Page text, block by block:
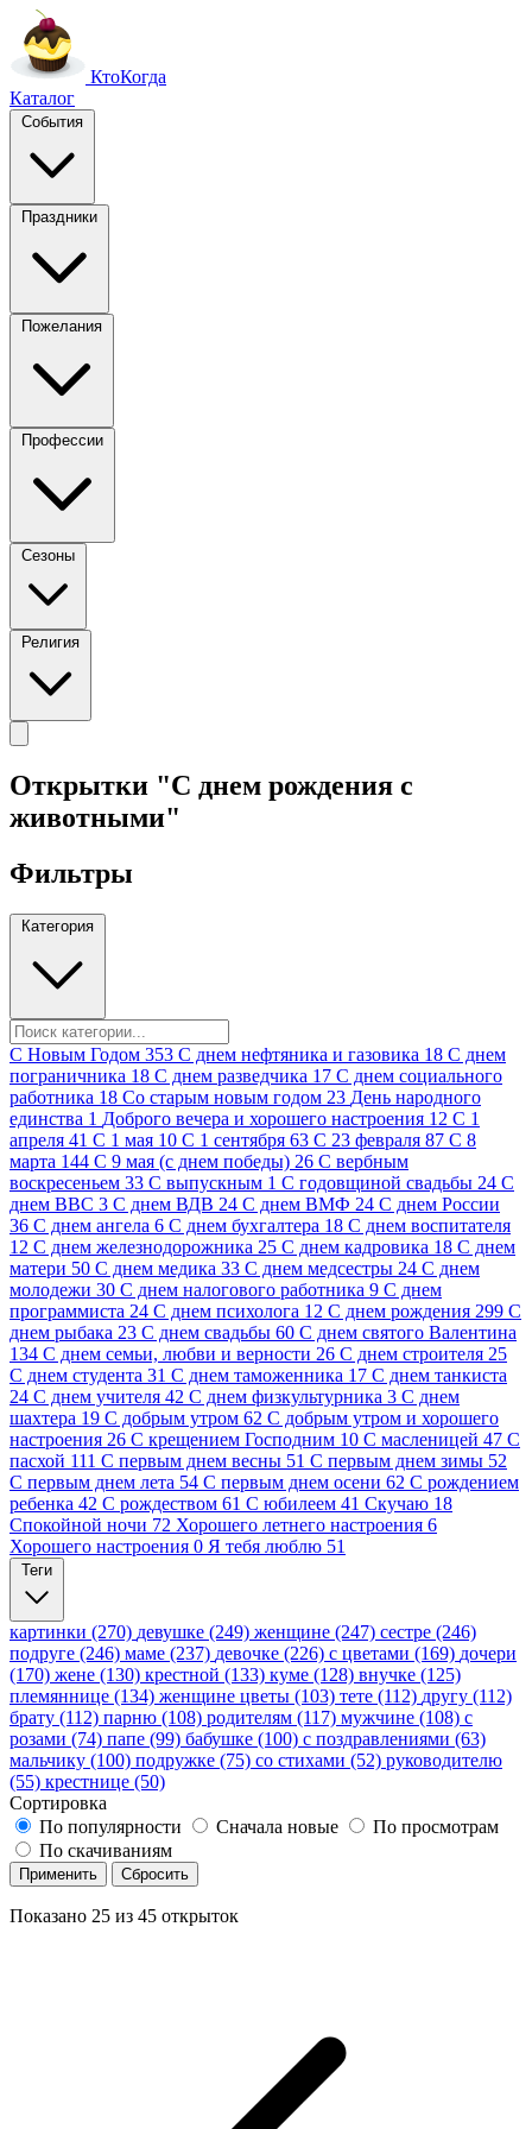
КтоКогда
Каталог
События
Праздники
Пожелания
Профессии
Сезоны
Религия
Открытки "С днем рождения с
животными"
Фильтры
Категория
C Новым Годом 353 C днем нефтяника и газовика 18 C днем
пограничника 18 C днем разведчика 17 C днем социального
работника 18 Cо старым новым годом 23 День народного
единства 1 Доброго вечера и хорошего настроения 12 С 1
апреля 41 С 1 мая 10 С 1 сентября 63 С 23 февраля 87 С 8
марта 144 С 9 мая (с днем победы) 26 С вербным
воскресеньем 33 С выпускным 1 С годовщиной свадьбы 24 С
днем ВВС 3 С днем ВДВ 24 С днем ВМФ 24 С днем России
36 С днем ангела 6 С днем бухгалтера 18 С днем воспитателя
12 С днем железнодорожника 25 С днем кадровика 18 С днем
матери 50 С днем медика 33 С днем медсестры 24 С днем
молодежи 30 С днем налогового работника 9 С днем
программиста 24 С днем психолога 12 С днем рождения 299 С
днем рыбака 23 С днем свадьбы 60 С днем святого Валентина
134 С днем семьи, любви и верности 26 С днем строителя 25
С днем студента 31 С днем таможенника 17 С днем танкиста
24 С днем учителя 42 С днем физкультурника 3 С днем
шахтера 19 С добрым утром 62 С добрым утром и хорошего
настроения 26 С крещением Господним 10 С масленицей 47 С
пасхой 111 С первым днем весны 51 С первым днем зимы 52
С первым днем лета 54 С первым днем осени 62 С рождением
ребенка 42 С рождеством 61 С юбилеем 41 Скучаю 18
Спокойной ночи 72 Хорошего летнего настроения 6
Хорошего настроения 0 Я тебя люблю 51
Теги
картинки (270) девушке (249) женщине (247) сестре (246)
подруге (246) маме (237) девочке (226) с цветами (169) дочери
(170) жене (130) крестной (133) куме (128) внучке (125)
племяннице (134) женщине цветы (103) тете (112) другу (112)
брату (112) парню (108) родителям (117) мужчине (108) с
розами (74) папе (99) бабушке (100) с поздравлениями (63)
мальчику (100) подружке (75) со стихами (52) руководителю
(55) крестнице (50)
Сортировка
По популярности
Сначала новые
По просмотрам
По скачиваниям
Применить Сбросить
Показано 25 из 45 открыток